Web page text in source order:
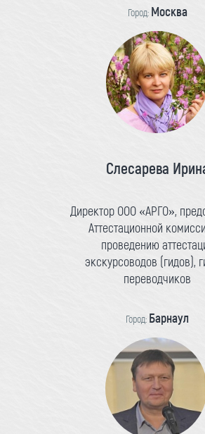
Город: Москва
Слесарева
Директор ООО «АРГО»,
Аттестационной
проведению
экскурсоводов (гидов),
переводчиков
Город: Барнаул